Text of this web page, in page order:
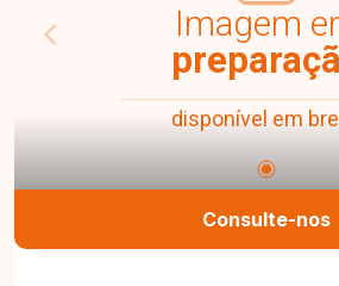
Imagem
disponível em
Consulte-nos